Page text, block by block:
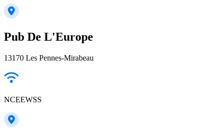
Pub De L'Europe
13170 Les Pennes-Mirabeau
NCEEWSS